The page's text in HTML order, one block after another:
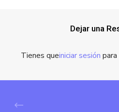
Dejar una
Tienes queiniciar sesión